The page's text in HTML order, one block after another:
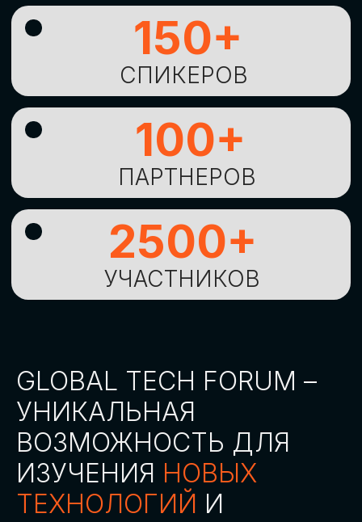
ИЗУЧЕНИЯНОВЫХ
ТЕХНОЛОГИЙИ
СТРАТЕГИЧЕСКИХ
ПОДХОДОВ К ЦИФРОВОЙ
ТРАНСФОРМАЦИИ
БИЗНЕСА
ОСТАВИТЬ
ЗАЯВКУ
СКАЧАТЬ ПРОГРАММУ
СТАТЬ СПИКЕРОМ
Оставьте заявку, наши менеджеры
СТАТЬ УЧАСТНИКОМ